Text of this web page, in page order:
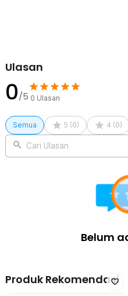
Ulasan
0/5 0 Ulasan
Semua 5 (0) 4 (0)
Cari Ulasan
Belum
Produk Rekomendasi